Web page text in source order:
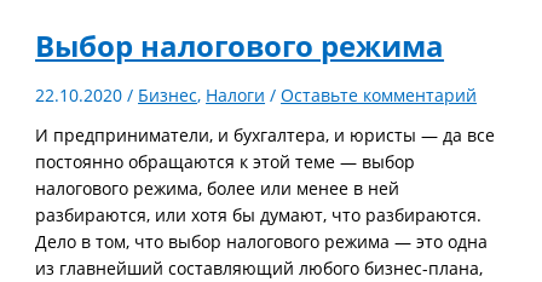
Выбор налогового режима
22.10.2020/ Бизнес, Налоги /Оставьте комментарий
И предприниматели, и бухгалтера, и юристы — да все
постоянно обращаются к этой теме — выбор
налогового режима, более или менее в ней
разбираются, или хотя бы думают, что разбираются.
Дело в том, что выбор налогового режима — это одна
из главнейший составляющий любого бизнес-плана,